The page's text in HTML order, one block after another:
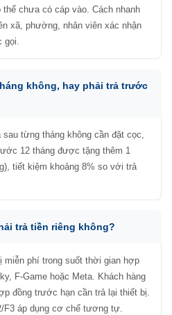
chưa có cáp vào. Cách nhanh
xã, phường, nhân viên xác nhận
gọi.
không, hay phải trả trước
từng tháng không cần đặt cọc,
12 tháng được tặng thêm 1
tiết kiệm khoảng 8% so với trả
trả tiền riêng không?
miễn phí trong suốt thời gian hợp
F-Game hoặc Meta. Khách hàng
đồng trước hạn cần trả lại thiết bị.
F3 áp dụng cơ chế tương tự.